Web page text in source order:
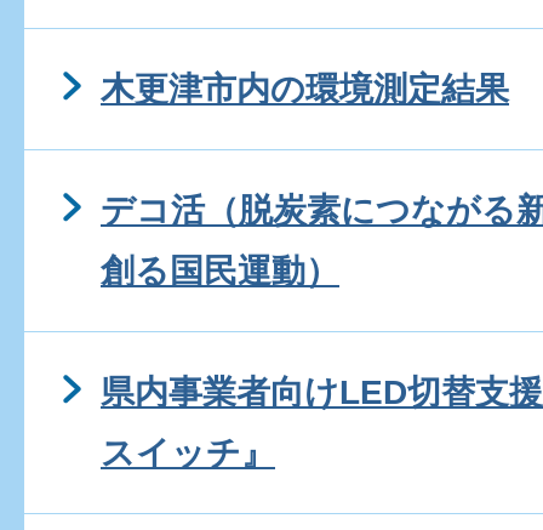
木更津市内の環境測定結果
デコ活（脱炭素につながる
創る国民運動）
県内事業者向けLED切替支
スイッチ』